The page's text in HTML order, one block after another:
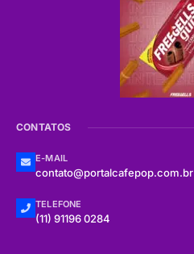
CONTATOS
E-MAIL
contato@portalcafepop.com.br
TELEFONE
(11) 91196 0284